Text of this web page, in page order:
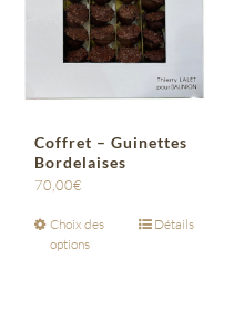
Coffret – Guinettes
Bordelaises
70,00€
Choix des
options
Détails